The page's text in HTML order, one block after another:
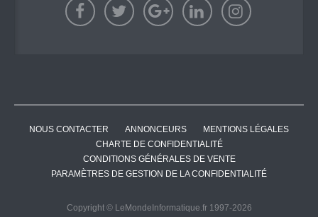
NOUS CONTACTER ANNONCEURS
MENTIONS LÉGALES
CHARTE DE CONFIDENTIALITÉ
CONDITIONS GÉNÉRALES DE VENTE
PARAMÈTRES DE GESTION DE LA CONFIDENTIALITÉ
Copyright © LeMondeInformatique.fr 1997-2026